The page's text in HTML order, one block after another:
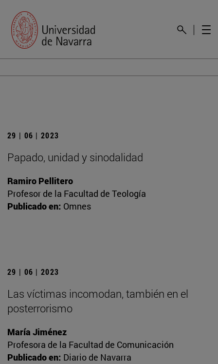
29 | 06 | 2023
Papado, unidad y sinodalidad
Ramiro Pellitero
Profesor de la Facultad de Teología
Publicado en: Omnes
29 | 06 | 2023
Las víctimas incomodan, también en el
posterrorismo
María Jiménez
Profesora de la Facultad de Comunicación
Publicado en: Diario de Navarra